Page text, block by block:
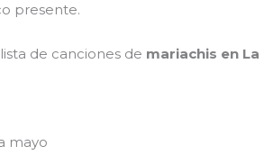
presente.
de canciones de mariachis en La
MAMÁ
mayo